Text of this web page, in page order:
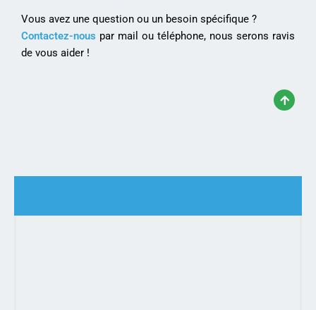
Vous avez une question ou un besoin spécifique ?
Contactez-nous par mail ou téléphone, nous serons ravis
de vous aider !